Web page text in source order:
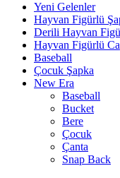
Yeni Gelenler
Hayvan Figürlü
Derili Hayvan
Hayvan Figürlü
Baseball
Çocuk Şapka
New Era
Baseball
Bucket
Bere
Çocuk
Çanta
Snap Back